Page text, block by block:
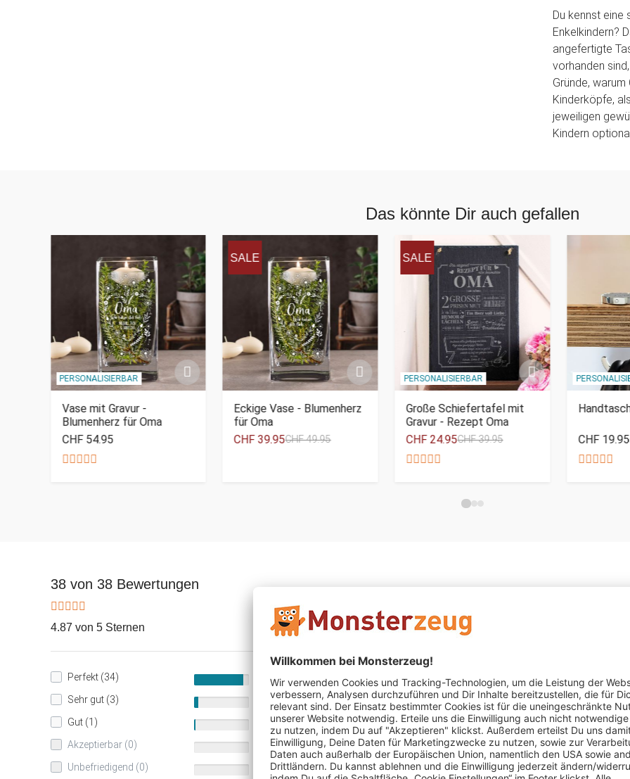
Du kennst eine
Enkelkindern?
angefertigte
vorhanden
Gründe,
Kinderköpfe,
jeweiligen
Kindern
Das könnte Dir auch gefallen
PERSONALISIERBAR
Vase mit Gravur -
Blumenherz für Oma
CHF 54.95
SALE
Eckige Vase - Blumenherz
für Oma
CHF 39.95CHF 49.95
SALE
PERSONALISIERBAR
Große Schiefertafel mit
Gravur - Rezept Oma
CHF 24.95CHF 39.95 CHF 19.95
38 von 38 Bewertungen
4.87 von 5 Sternen
Perfekt (34)
89%
Sehr gut (3)
8%
Gut (1)
3%
Akzeptierbar (0)
0%
Unbefriedigend (0)
0%
Jutta Hempel schrieb am 06.02.2026
Diese Tasse gefällt mir sehr und so…
Diese Tasse gefällt mir sehr und so sind meine Lieben
Peter Reimerschrieb am 30.12.2025 Verifizierter Kauf
Sehr schnelle Lieferung
Sehr schnelle Lieferung! Qualität wie erwartet sehr gut!